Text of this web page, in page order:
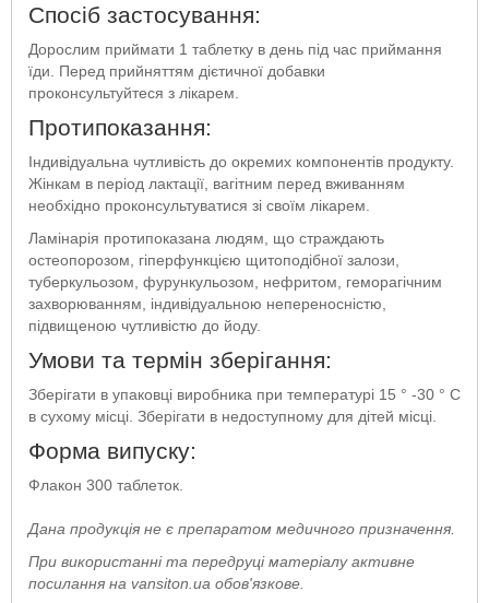
Спосіб застосування:
Дорослим приймати 1 таблетку в день під час приймання
їди. Перед прийняттям дієтичної добавки
проконсультуйтеся з лікарем.
Протипоказання:
Індивідуальна чутливість до окремих компонентів продукту.
Жінкам в період лактації, вагітним перед вживанням
необхідно проконсультуватися зі своїм лікарем.
Ламінарія протипоказана людям, що страждають
остеопорозом, гіперфункцією щитоподібної залози,
туберкульозом, фурункульозом, нефритом, геморагічним
захворюванням, індивідуальною непереносністю,
підвищеною чутливістю до йоду.
Умови та термін зберігання:
Зберігати в упаковці виробника при температурі 15 ° -30 ° С
в сухому місці. Зберігати в недоступному для дітей місці.
Форма випуску:
Флакон 300 таблеток.
Дана продукція не є препаратом медичного призначення.
При використанні та передруці матеріалу активне
посилання на vansiton.ua обов'язкове.